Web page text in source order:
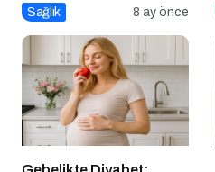
Beslenme
Sağlık 8 ay önce